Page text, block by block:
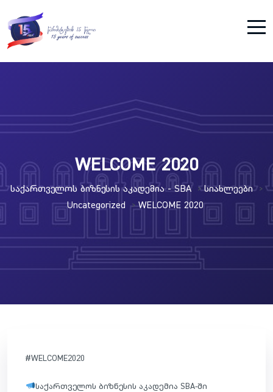
WELCOME 2020
Საქართველოს Ბიზნესის Აკადემია - SBA >Სიახლეები >
Uncategorized >WELCOME 2020
#WELCOME2020
საქართველოს ბიზნესის აკადემია SBA-ში